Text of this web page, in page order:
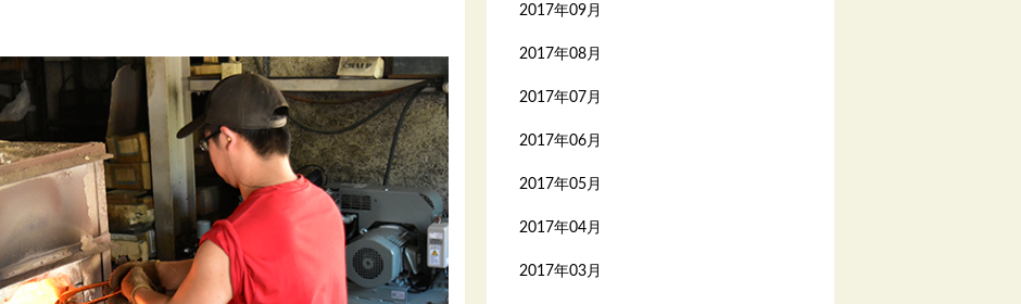
2017年09月
2017年08月
2017年07月
2017年06月
2017年05月
2017年04月
2017年03月